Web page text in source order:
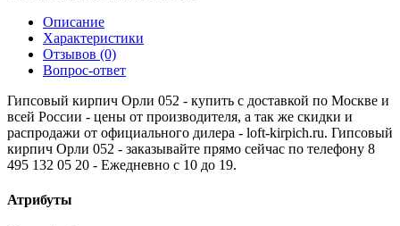
Описание
Характеристики
Отзывов (0)
Вопрос-ответ
Гипсовый кирпич Орли 052 - купить с доставкой по Москве и
всей России - цены от производителя, а так же скидки и
распродажи от официального дилера - loft-kirpich.ru. Гипсовый
кирпич Орли 052 - заказывайте прямо сейчас по телефону 8
495 132 05 20 - Ежедневно с 10 до 19.
Атрибуты